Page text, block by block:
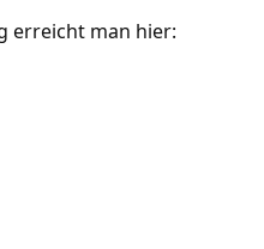
erreicht man hier: